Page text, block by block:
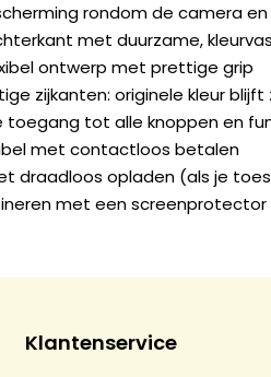
rondom de camera
met duurzame,
ontwerp met prettige grip
zijkanten: originele kleur
toegang tot alle knoppen en
met contactloos betalen
draadloos opladen (als je
met een screenprotector
Klantenservice